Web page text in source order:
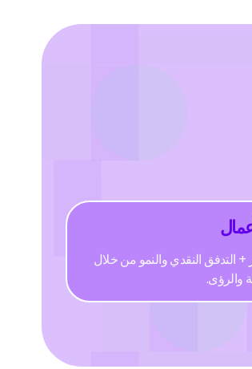
+ التدفق النقدي والنمو من خلال
والرؤى.